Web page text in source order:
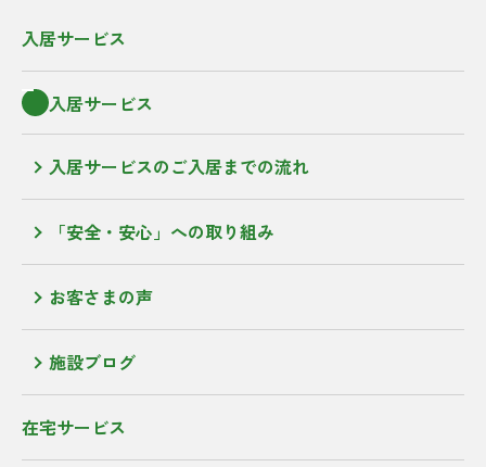
入居サービス
入居サービス
入居サービスのご入居までの流れ
「安全・安心」への取り組み
お客さまの声
施設ブログ
在宅サービス